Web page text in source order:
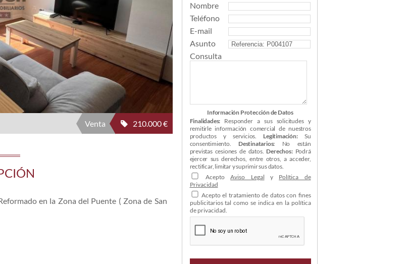
Venta 210.000 €
en la Zona del Puente ( Zona de San
Nombre
Teléfono
E-mail
Asunto
Consulta
Información Protección de Datos
Finalidades: Responder a sus solicitudes y
remitirle información comercial de nuestros
productos y servicios. Legitimación:Su
consentimiento. Destinatarios: No están
previstas cesiones de datos. Derechos:Podrá
ejercer sus derechos, entre otros, a acceder,
rectificar, limitar y suprimir sus datos.
AceptoAviso Legal y Política de
Privacidad
Acepto el tratamiento de datos con fines
publicitarios tal como se indica en la política
de privacidad.